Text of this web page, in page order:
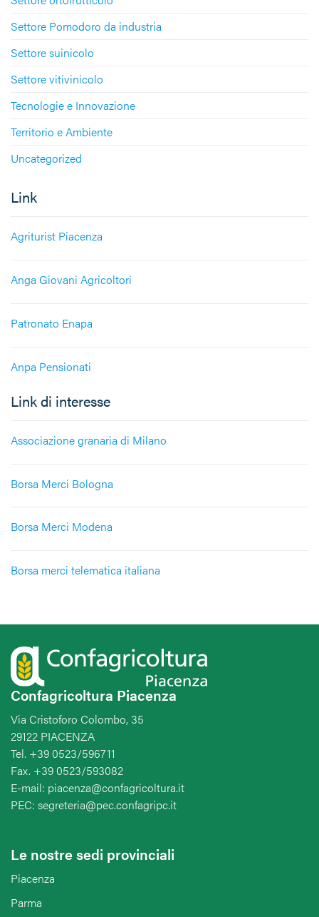
Settore Pomodoro da industria
Settore suinicolo
Settore vitivinicolo
Tecnologie e Innovazione
Territorio e Ambiente
Uncategorized
Link
Agriturist Piacenza
Anga Giovani Agricoltori
Patronato Enapa
Anpa Pensionati
Link di interesse
Associazione granaria di Milano
Borsa Merci Bologna
Borsa Merci Modena
Borsa merci telematica italiana
Confagricoltura Piacenza
Via Cristoforo Colombo, 35
29122 PIACENZA
Tel. +39 0523/596711
Fax. +39 0523/593082
E-mail: piacenza@confagricoltura.it
PEC: segreteria@pec.confagripc.it
Le nostre sedi provinciali
Piacenza
Parma